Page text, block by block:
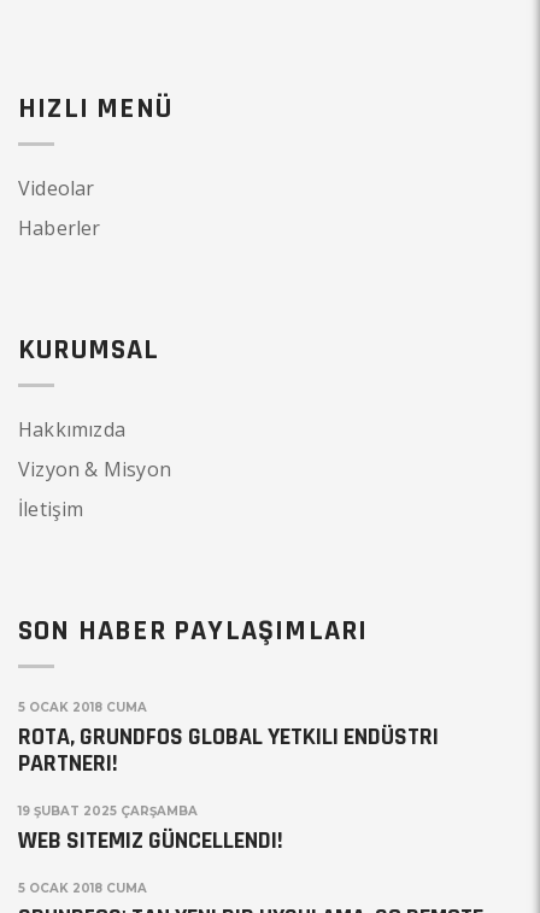
HIZLI MENÜ
Videolar
Haberler
KURUMSAL
Hakkımızda
Vizyon & Misyon
İletişim
SON HABER PAYLAŞIMLARI
5 OCAK 2018 CUMA
ROTA, GRUNDFOS GLOBAL YETKILI ENDÜSTRI
PARTNERI!
19 ŞUBAT 2025 ÇARŞAMBA
WEB SITEMIZ GÜNCELLENDI!
5 OCAK 2018 CUMA